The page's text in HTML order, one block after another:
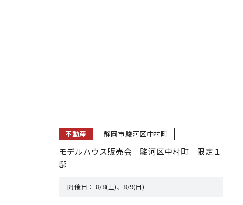
不動産 静岡市駿河区中村町
モデルハウス販売会｜駿河区中村町 限定１
邸
開催日： 8/8(土)、8/9(日)